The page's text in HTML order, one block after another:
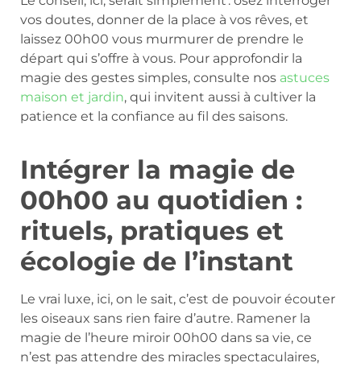
vos doutes, donner de la place à vos rêves, et
laissez 00h00 vous murmurer de prendre le
départ qui s’offre à vous. Pour approfondir la
magie des gestes simples, consulte nos astuces
maison et jardin, qui invitent aussi à cultiver la
patience et la confiance au fil des saisons.
Intégrer la magie de
00h00 au quotidien :
rituels, pratiques et
écologie de l’instant
Le vrai luxe, ici, on le sait, c’est de pouvoir écouter
les oiseaux sans rien faire d’autre. Ramener la
magie de l’heure miroir 00h00 dans sa vie, ce
n’est pas attendre des miracles spectaculaires,